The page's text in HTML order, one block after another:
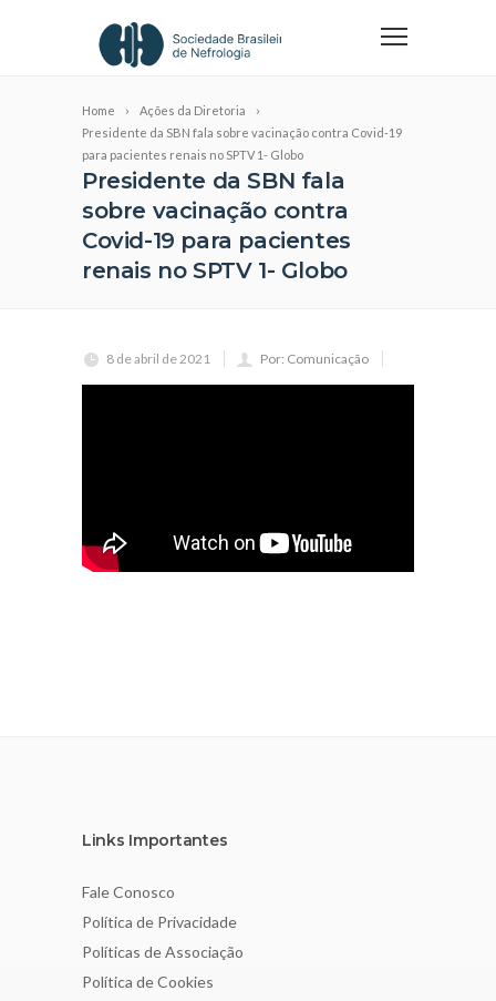
Home
Ações da Diretoria
Presidente da SBN fala sobre vacinação contra Covid-19
para pacientes renais no SPTV 1- Globo
Presidente da SBN fala
sobre vacinação contra
Covid-19 para pacientes
renais no SPTV 1- Globo
8 de abril de 2021 Por: Comunicação
Links Importantes
Fale Conosco
Política de Privacidade
Políticas de Associação
Política de Cookies